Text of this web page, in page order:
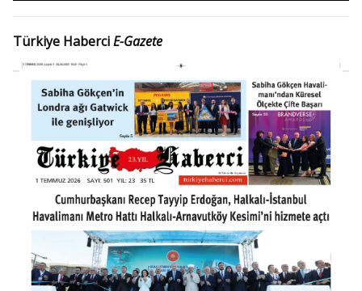
Türkiye HaberciE-Gazete